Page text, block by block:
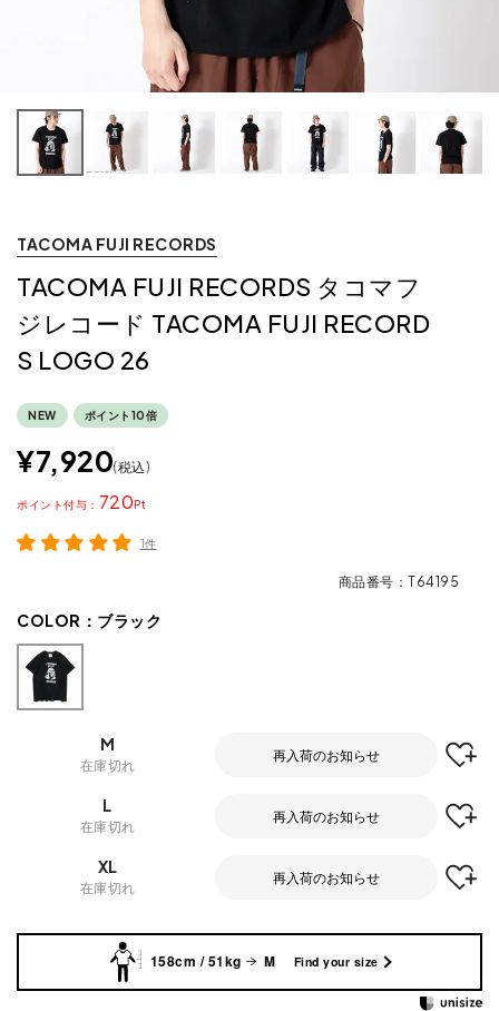
TACOMA FUJI RECORDS
TACOMA FUJI RECORDS タコマフ
ジレコード TACOMA FUJI RECORD
S LOGO 26
NEW ポイント10倍
¥7,920 税込
720
ポイント
1件
商品番号 T64195
COLOR： ブラック
M
在庫切れ
再入荷のお知らせ
L
在庫切れ
再入荷のお知らせ
XL
在庫切れ
再入荷のお知らせ
158cm / 51kg M Find your size